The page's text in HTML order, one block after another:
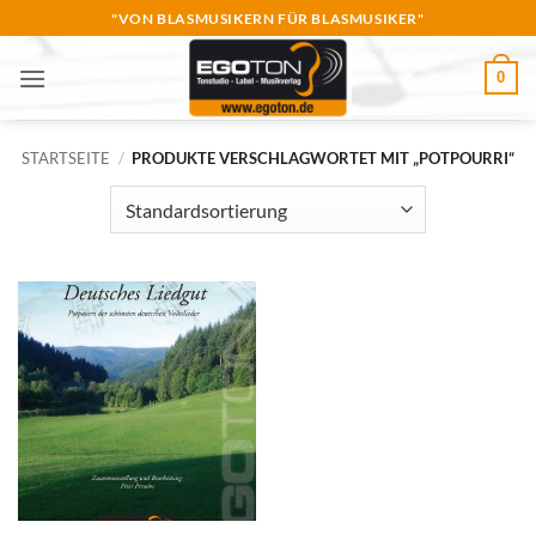
Inhalt
springen
"VON BLASMUSIKERN FÜR BLASMUSIKER"
0
STARTSEITE / PRODUKTE VERSCHLAGWORTET MIT „POTPOURRI“